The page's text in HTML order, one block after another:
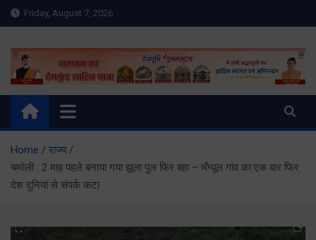
Skip
to
Friday, August 7, 2026
Meru Raibar | Uttarakhand
News | Uttarkashi News
meruraibar.com
Home
राज्य
चमोली : 2 माह पहले बनाया गया झूला पुल फिर बहा – भँग्यूल गांव का एक बार फिर
देश दुनियां से संपर्क कटा